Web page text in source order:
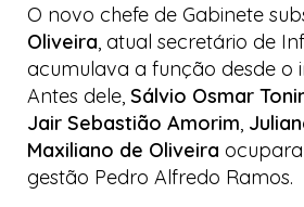
O novo chefe de Gabinete
Oliveira, atual secretário de
acumulava a função desde o
Antes dele, Sálvio Osmar
Jair Sebastião Amorim,
Maxiliano de Oliveira
gestão Pedro Alfredo Ramos.